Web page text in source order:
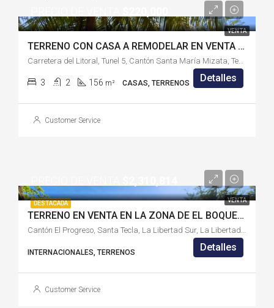
VENTA
TERRENO CON CASA A REMODELAR EN VENTA EN CONDOMINIO BAHÍA DORADA, LA LIBERTAD – LB4826PM
Carretera del Litoral, Tunel 5, Cantón Santa María Mizata, Teotepeque, La Libertad Costa, La Libertad, El Salvador
3 2 156 m² CASAS, TERRENOS Detalles
Customer Service
DESTACADA VENTA
TERRENO EN VENTA EN LA ZONA DE EL BOQUERÓN, SANTA TECLA, LA LIBERTAD-SS2726LA
Cantón El Progreso, Santa Tecla, La Libertad Sur, La Libertad, 3970, El Salvador
INTERNACIONALES, TERRENOS Detalles
Customer Service